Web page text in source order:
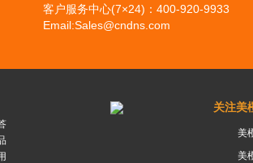
客户服务中心(7×24)：400-920-9933
Email:Sales@cndns.com
关注美
美
美